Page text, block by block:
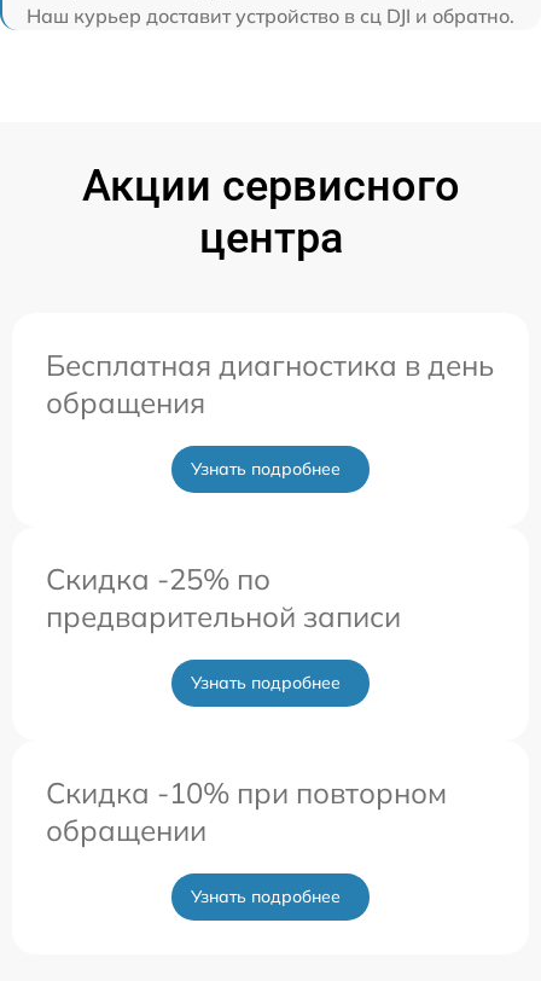
Наш курьер доставит устройство в сц DJI и обратно.
Акции сервисного
центра
Бесплатная диагностика в день
обращения
Узнать подробнее
Скидка -25% по
предварительной записи
Узнать подробнее
Скидка -10% при повторном
обращении
Узнать подробнее